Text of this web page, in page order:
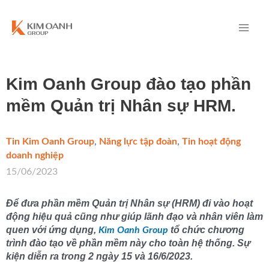
Kim Oanh Group đào tạo phần
mềm Quản trị Nhân sự HRM.
Tin Kim Oanh Group, Năng lực tập đoàn, Tin hoạt động
doanh nghiệp
15/06/2023
Để đưa phần mềm Quản trị Nhân sự (HRM) đi vào hoạt
động hiệu quả cũng như giúp lãnh đạo và nhân viên làm
quen với ứng dụng, Kim Oanh Group tổ chức chương
trình đào tạo về phần mềm này cho toàn hệ thống. Sự
kiện diễn ra trong 2 ngày 15 và 16/6/2023.